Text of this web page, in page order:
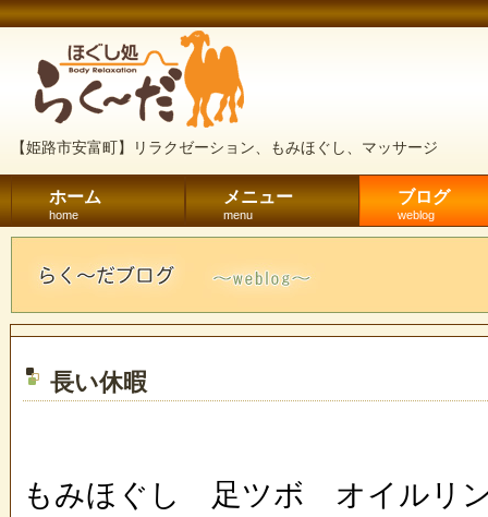
【姫路市安富町】リラクゼーション、もみほぐし、マッサージ
ホーム
home
メニュー
menu
ブログ
weblog
長い休暇
もみほぐし 足ツボ オイルリ